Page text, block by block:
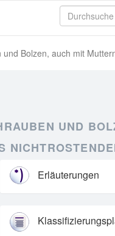
Bolzen, auch mit
UND
Erläuterungen